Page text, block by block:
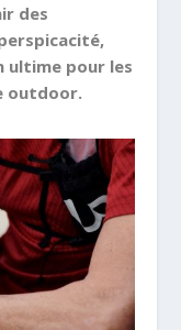
des
ultime pour les
outdoor.